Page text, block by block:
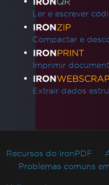
Ler e escrever
Compactar e
Imprimir
Extrair dados
Recursos do IronPDF
Problemas comuns